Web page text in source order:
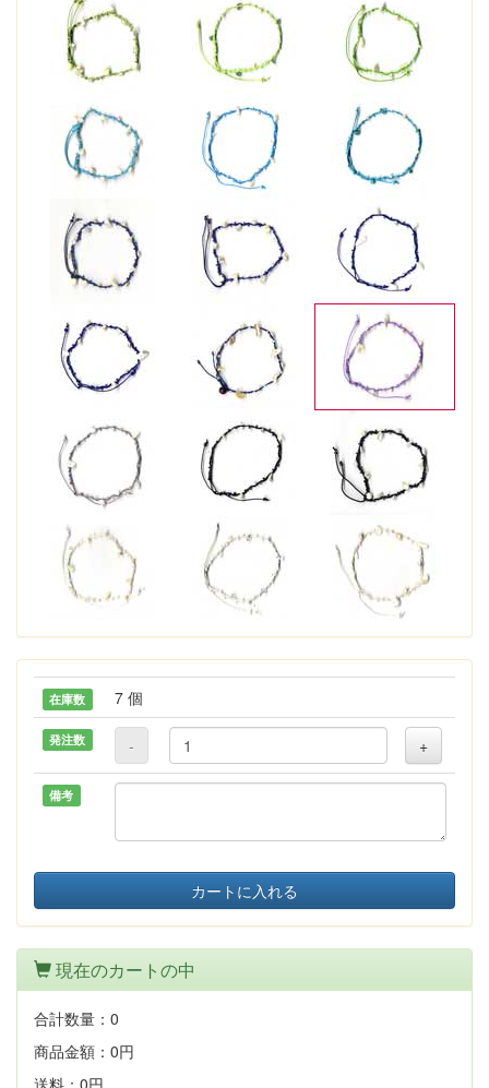
在庫数 7 個
発注数 - +
備考
カートに入れる
現在のカートの中
合計数量： 0
商品金額： 0円
送料： 0円